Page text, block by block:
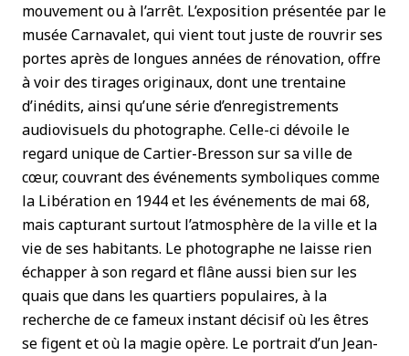
mouvement ou à l’arrêt. L’exposition présentée par le
musée Carnavalet, qui vient tout juste de rouvrir ses
portes après de longues années de rénovation, offre
à voir des tirages originaux, dont une trentaine
d’inédits, ainsi qu’une série d’enregistrements
audiovisuels du photographe. Celle-ci dévoile le
regard unique de Cartier-Bresson sur sa ville de
cœur, couvrant des événements symboliques comme
la Libération en 1944 et les événements de mai 68,
mais capturant surtout l’atmosphère de la ville et la
vie de ses habitants. Le photographe ne laisse rien
échapper à son regard et flâne aussi bien sur les
quais que dans les quartiers populaires, à la
recherche de ce fameux instant décisif où les êtres
se figent et où la magie opère. Le portrait d’un Jean-